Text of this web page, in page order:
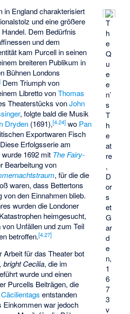
T
h
e
Q
u
e
e
n’
s
T
h
e
at
re
,
D
or
s
et
G
ar
d
e
n,
1
6
7
3
v
in England charakterisiert
und eine größere
Dem Bedürfnis
und dem
kam Purcell in seinen
breiteren Publikum in
Bühnen Londons
Dem Triumph von
Libretto vonThomas
Theaterstücks vonJohn
, folgte bald die Musik
Dryden (1691),[4.24] wo Pan
Exportwaren Fisch
Diese Erfolgsserie am
wurde 1692 mit The Fairy-
Bearbeitung von
, für die die
waren, dass Bettertons
von den Einnahmen blieb.
wurden die Londoner
heimgesucht,
Unfällen und zum Teil
betroffen.[4.27]
Arbeit für das Theater bot
bright Cecilia, die im
wurde und einen
Purcells Beiträgen, die
Cäcilientags entstanden
Einkommen war jedoch